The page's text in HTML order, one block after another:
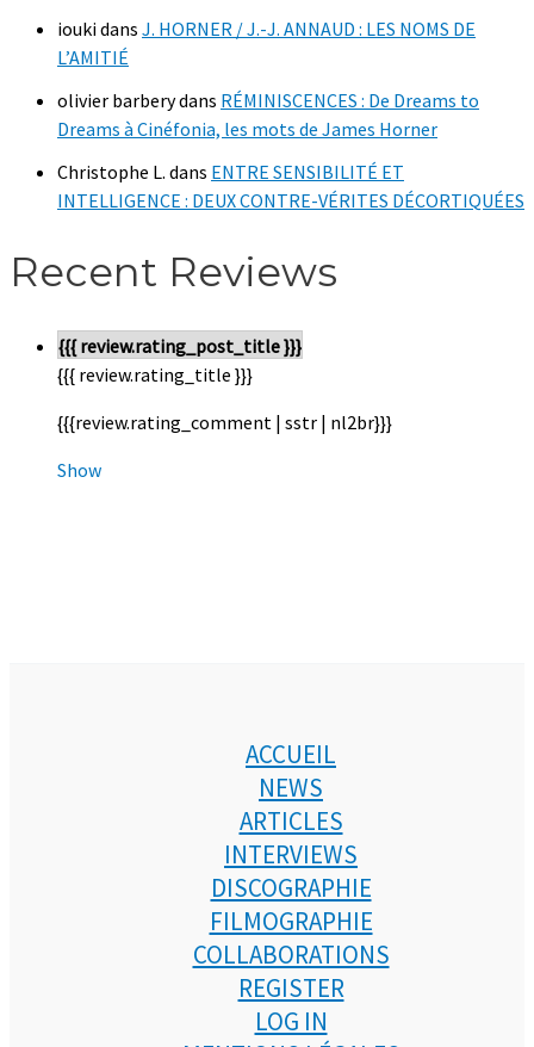
ioukidans J. HORNER / J.-J. ANNAUD : LES NOMS DE
L’AMITIÉ
olivier barberydans RÉMINISCENCES : De Dreams to
Dreams à Cinéfonia, les mots de James Horner
Christophe L. dans ENTRE SENSIBILITÉ ET
INTELLIGENCE : DEUX CONTRE-VÉRITES DÉCORTIQUÉES
Recent Reviews
{{{ review.rating_post_title }}}
{{{ review.rating_title }}}
{{{review.rating_comment | sstr | nl2br}}}
Show
ACCUEIL
NEWS
ARTICLES
INTERVIEWS
DISCOGRAPHIE
FILMOGRAPHIE
COLLABORATIONS
REGISTER
LOG IN